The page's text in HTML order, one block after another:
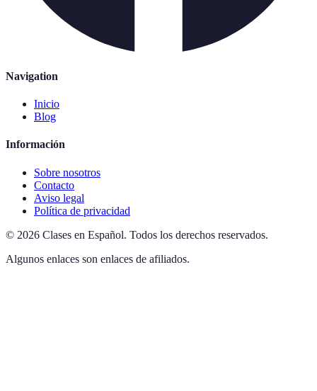
Navigation
Inicio
Blog
Información
Sobre nosotros
Contacto
Aviso legal
Política de privacidad
© 2026 Clases en Español. Todos los derechos reservados.
Algunos enlaces son enlaces de afiliados.